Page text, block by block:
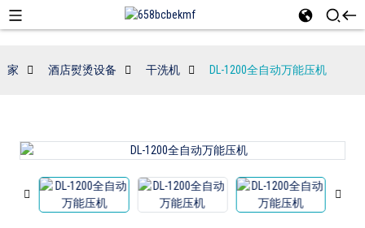
家 酒店熨烫设备 干洗机 DL-1200全自动万能压机